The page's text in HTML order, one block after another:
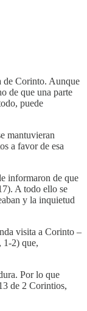
de Corinto. Aunque
de que una parte
puede
mantuvieran
a favor de esa
informaron de que
A todo ello se
y la inquietud
visita a Corinto –
1-2) que,
Por lo que
de 2 Corintios,